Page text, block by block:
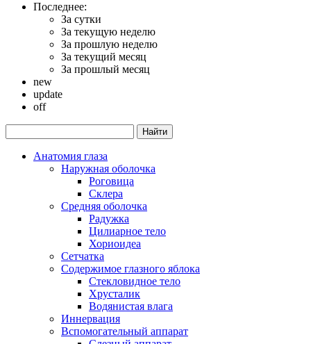
Последнее:
За сутки
За текущую неделю
За прошлую неделю
За текущий месяц
За прошлый месяц
new
update
off
Анатомия глаза
Наружная оболочка
Роговица
Склера
Средняя оболочка
Радужка
Цилиарное тело
Хориоидеа
Сетчатка
Содержимое глазного яблока
Стекловидное тело
Хрусталик
Водянистая влага
Иннервация
Вспомогательный аппарат